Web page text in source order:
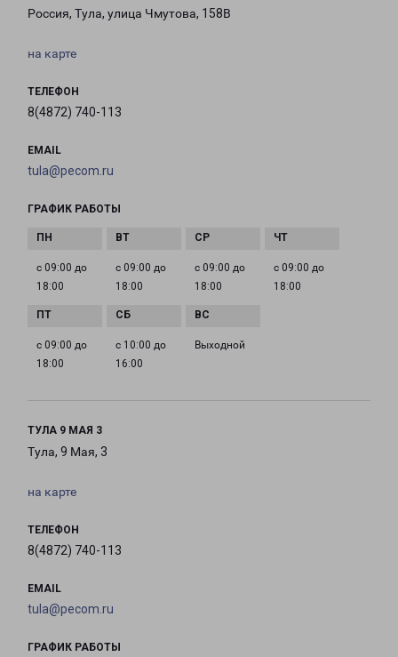
Россия, Тула, улица Чмутова, 158В
на карте
ТЕЛЕФОН
8(4872) 740-113
EMAIL
tula@pecom.ru
ГРАФИК РАБОТЫ
с 09:00 до
18:00
с 09:00 до
18:00
с 09:00 до
18:00
с 09:00 до
18:00
с 09:00 до
18:00
с 10:00 до
16:00
Выходной
ТУЛА 9 МАЯ 3
Тула, 9 Мая, 3
на карте
ТЕЛЕФОН
8(4872) 740-113
EMAIL
tula@pecom.ru
ГРАФИК РАБОТЫ